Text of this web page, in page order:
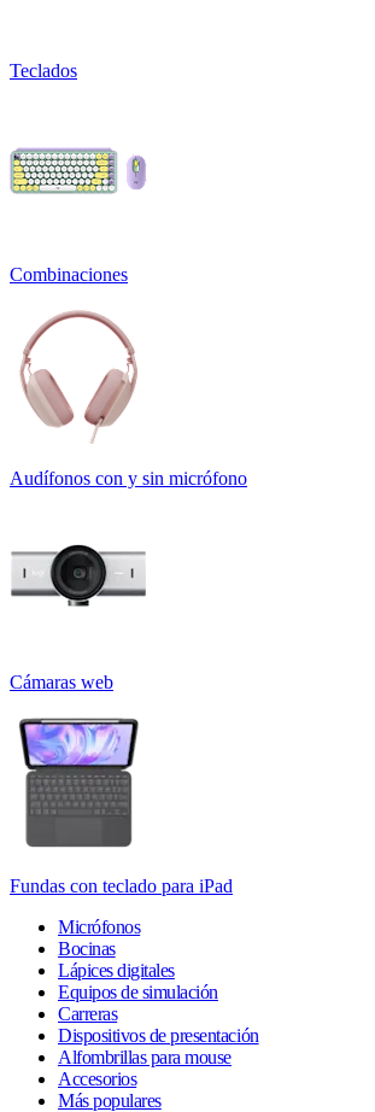
Teclados
Combinaciones
Audífonos con y sin micrófono
Cámaras web
Fundas con teclado para iPad
Micrófonos
Bocinas
Lápices digitales
Equipos de simulación
Carreras
Dispositivos de presentación
Alfombrillas para mouse
Accesorios
Más populares